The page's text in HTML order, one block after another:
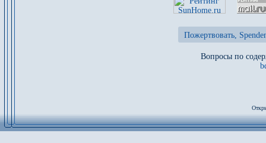
Пожертвовать,
Вопросы по